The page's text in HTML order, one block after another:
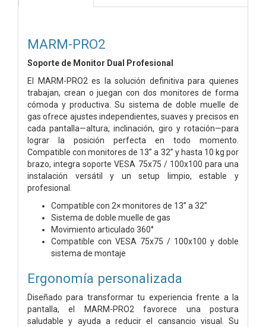
MARM-PRO2
Soporte de Monitor Dual Profesional
El MARM-PRO2 es la solución definitiva para quienes
trabajan, crean o juegan con dos monitores de forma
cómoda y productiva. Su sistema de doble muelle de
gas ofrece ajustes independientes, suaves y precisos en
cada pantalla—altura, inclinación, giro y rotación—para
lograr la posición perfecta en todo momento.
Compatible con monitores de 13” a 32” y hasta 10 kg por
brazo, integra soporte VESA 75x75 / 100x100 para una
instalación versátil y un setup limpio, estable y
profesional.
Compatible con 2× monitores de 13” a 32”
Sistema de doble muelle de gas
Movimiento articulado 360°
Compatible con VESA 75x75 / 100x100 y doble
sistema de montaje
Ergonomía personalizada
Diseñado para transformar tu experiencia frente a la
pantalla, el MARM-PRO2 favorece una postura
saludable y ayuda a reducir el cansancio visual. Su